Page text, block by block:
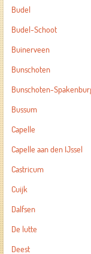
Budel
Budel-Schoot
Buinerveen
Bunschoten
Bunschoten-
Bussum
Capelle
Capelle aan den IJssel
Castricum
Cuijk
Dalfsen
De lutte
Deest